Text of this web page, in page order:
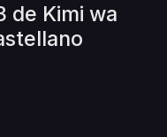
de Kimi wa